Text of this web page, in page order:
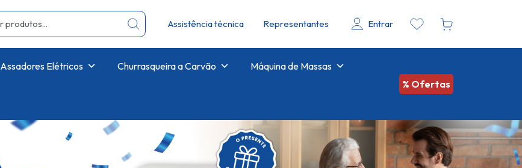
Assistência técnica Representantes Entrar
Assadores Elétricos Churrasqueira a Carvão Máquina de Massas
% Ofertas